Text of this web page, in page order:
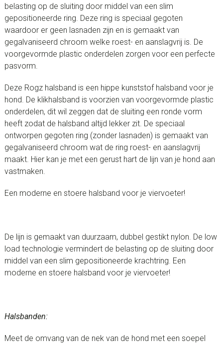
belasting op de sluiting door middel van een slim
gepositioneerde ring. Deze ring is speciaal gegoten
waardoor er geen lasnaden zijn en is gemaakt van
gegalvaniseerd chroom welke roest- en aanslagvrij is. De
voorgevormde plastic onderdelen zorgen voor een perfecte
pasvorm.
Deze Rogz halsband is een hippe kunststof halsband voor je
hond. De klikhalsband is voorzien van voorgevormde plastic
onderdelen, dit wil zeggen dat de sluiting een ronde vorm
heeft zodat de halsband altijd lekker zit. De speciaal
ontworpen gegoten ring (zonder lasnaden) is gemaakt van
gegalvaniseerd chroom wat de ring roest- en aanslagvrij
maakt. Hier kan je met een gerust hart de lijn van je hond aan
vastmaken.
Een moderne en stoere halsband voor je viervoeter!
De lijn is gemaakt van duurzaam, dubbel gestikt nylon. De low
load technologie vermindert de belasting op de sluiting door
middel van een slim gepositioneerde krachtring. Een
moderne en stoere halsband voor je viervoeter!
Halsbanden:
Meet de omvang van de nek van de hond met een soepel